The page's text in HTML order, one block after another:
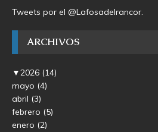
Tweets por el @Lafosadelrancor.
ARCHIVOS
▼2026 (14)
mayo (4)
abril (3)
febrero (5)
enero (2)